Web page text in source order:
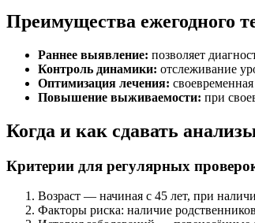
Преимущества ежегодного
Раннее выявление: позволяет
Контроль динамики: отслеживание
Оптимизация лечения:
Повышение выживаемости: при
Когда и как сдавать
Критерии для регулярных
Возраст — начиная с 45 лет, при
Факторы риска: наличие